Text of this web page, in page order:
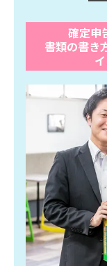
確定申
書類の書き